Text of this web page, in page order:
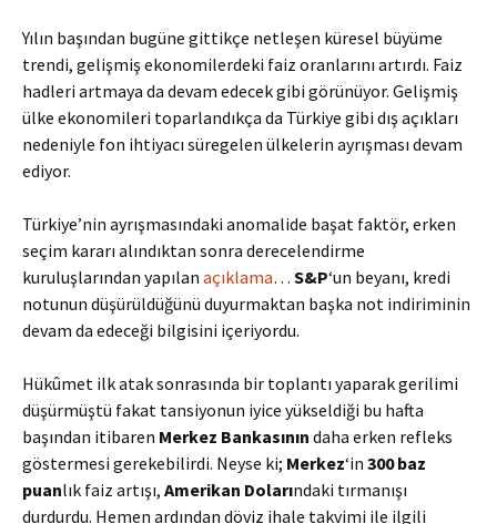
Yılın başından bugüne gittikçe netleşen küresel büyüme
trendi, gelişmiş ekonomilerdeki faiz oranlarını artırdı. Faiz
hadleri artmaya da devam edecek gibi görünüyor. Gelişmiş
ülke ekonomileri toparlandıkça da Türkiye gibi dış açıkları
nedeniyle fon ihtiyacı süregelen ülkelerin ayrışması devam
ediyor.
Türkiye’nin ayrışmasındaki anomalide başat faktör, erken
seçim kararı alındıktan sonra derecelendirme
kuruluşlarından yapılan açıklama… S&P‘un beyanı, kredi
notunun düşürüldüğünü duyurmaktan başka not indiriminin
devam da edeceği bilgisini içeriyordu.
Hükûmet ilk atak sonrasında bir toplantı yaparak gerilimi
düşürmüştü fakat tansiyonun iyice yükseldiği bu hafta
başından itibaren Merkez Bankasının daha erken refleks
göstermesi gerekebilirdi. Neyse ki; Merkez‘in 300 baz
puanlık faiz artışı, Amerikan Dolarındaki tırmanışı
durdurdu. Hemen ardından döviz ihale takvimi ile ilgili